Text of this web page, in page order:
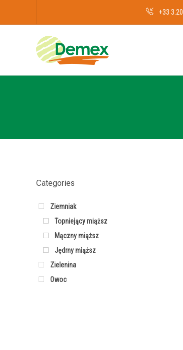
+33
Categories
Ziemniak
Topniejący miąższ
Mączny miąższ
Jędrny miąższ
Zielenina
Owoc